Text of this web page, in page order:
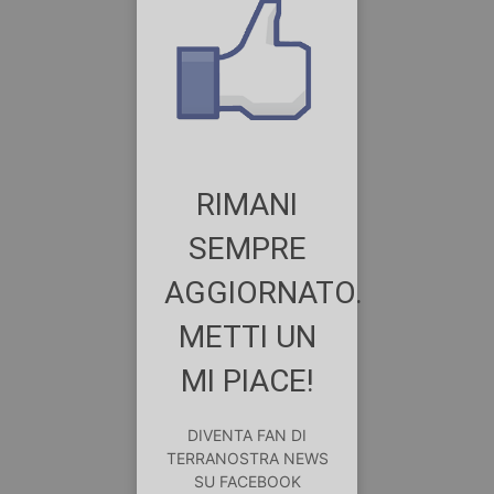
RIMANI
SEMPRE
AGGIORNATO.
METTI UN
MI PIACE!
DIVENTA FAN DI
TERRANOSTRA NEWS
SU FACEBOOK